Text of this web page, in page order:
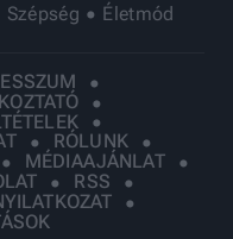
Szépség Életmód
RÓLUNK
MÉDIAAJÁNLAT
RSS